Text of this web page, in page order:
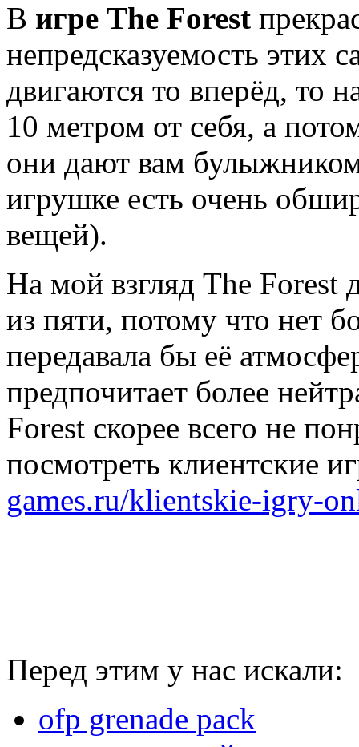
В игре The Forest
непредсказуемость этих
двигаются то вперёд, то
10 метром от себя, а
они дают вам
игрушке есть очень
вещей).
На мой взгляд The Forest
из пяти, потому что нет
передавала бы её
предпочитает более
Forest скорее всего не
посмотреть клиентские
games.ru/klientskie-igry-
Перед этим у нас искали:
ofp grenade pack